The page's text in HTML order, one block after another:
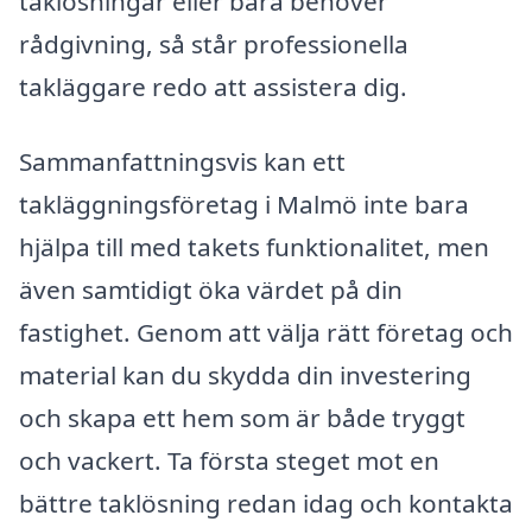
rådgivning, så står professionella
takläggare redo att assistera dig.
Sammanfattningsvis kan ett
takläggningsföretag i Malmö inte bara
hjälpa till med takets funktionalitet, men
även samtidigt öka värdet på din
fastighet. Genom att välja rätt företag och
material kan du skydda din investering
och skapa ett hem som är både tryggt
och vackert. Ta första steget mot en
bättre taklösning redan idag och kontakta